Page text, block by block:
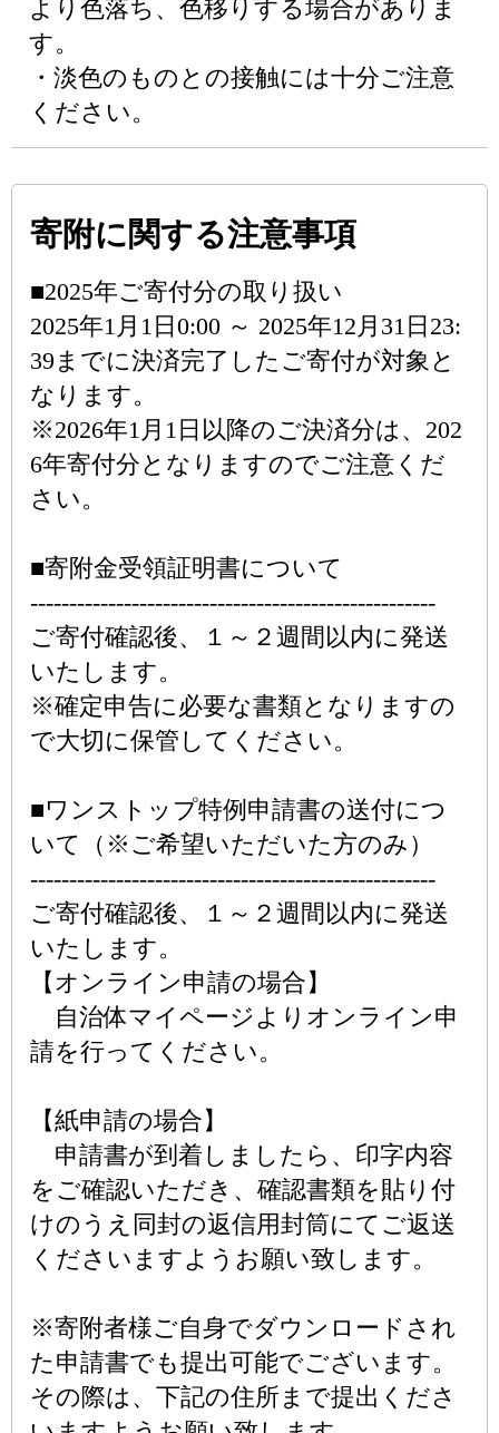
より色落ち、色移りする場合がありま
す。
・淡色のものとの接触には十分ご注意
ください。
寄附に関する注意事項
■2025年ご寄付分の取り扱い
2025年1月1日0:00 ～ 2025年12月31日23:
39までに決済完了したご寄付が対象と
なります。
※2026年1月1日以降のご決済分は、202
6年寄付分となりますのでご注意くだ
さい。
■寄附金受領証明書について
----------------------------------------------------
ご寄付確認後、１～２週間以内に発送
いたします。
※確定申告に必要な書類となりますの
で大切に保管してください。
■ワンストップ特例申請書の送付につ
いて（※ご希望いただいた方のみ）
----------------------------------------------------
ご寄付確認後、１～２週間以内に発送
いたします。
【オンライン申請の場合】
自治体マイページよりオンライン申
請を行ってください。
【紙申請の場合】
申請書が到着しましたら、印字内容
をご確認いただき、確認書類を貼り付
けのうえ同封の返信用封筒にてご返送
くださいますようお願い致します。
※寄附者様ご自身でダウンロードされ
た申請書でも提出可能でございます。
その際は、下記の住所まで提出くださ